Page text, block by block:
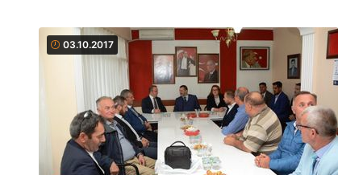
03.10.2017